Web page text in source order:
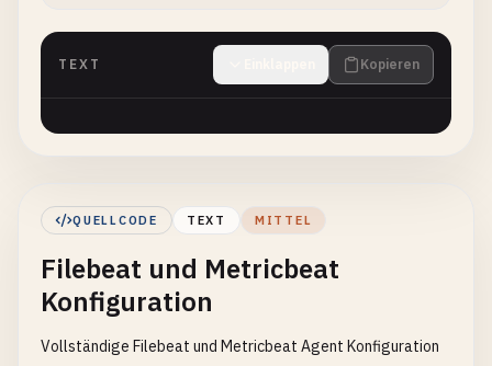
TEXT Kopieren
QUELLCODE TEXT MITTEL
Filebeat und Metricbeat
Konfiguration
Vollständige Filebeat und Metricbeat Agent Konfiguration